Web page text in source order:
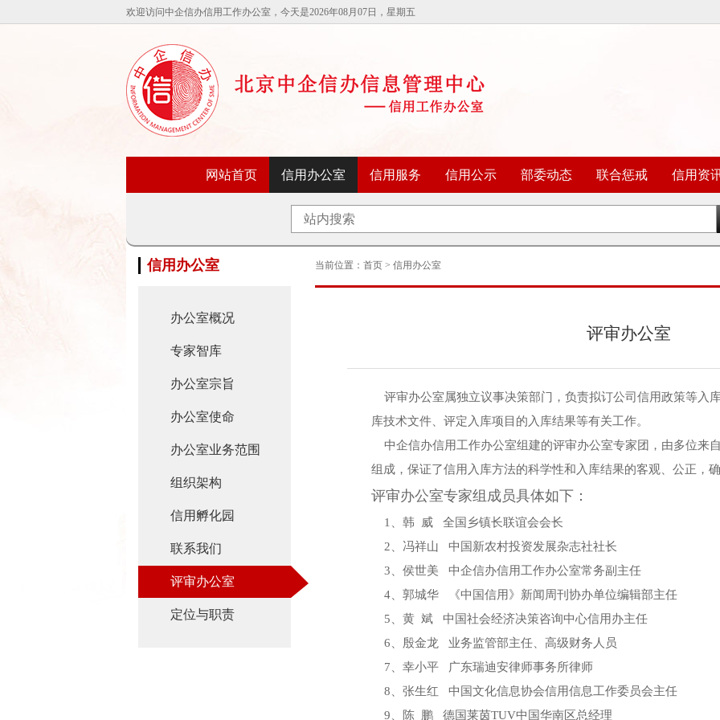
欢迎访问中企信办信用工作办公室，今天是2026年08月07日，星期五
网站首页
信用办公室
信用服务 信用公示 部委动态 联合惩戒 信用资
信用办公室
办公室概况
专家智库
办公室宗旨
办公室使命
办公室业务范围
组织架构
信用孵化园
联系我们
评审办公室
定位与职责
当前位置： 首页 > 信用办公室
评审办公室
评审办公室属独立议事决策部门，负责拟订公司信用政策等入
库技术文件、评定入库项目的入库结果等有关工作。
中企信办信用工作办公室组建的评审办公室专家团，由多位来
组成，保证了信用入库方法的科学性和入库结果的客观、公正，
评审办公室专家组成员具体如下：
1、韩 威 全国乡镇长联谊会会长
2、冯祥山 中国新农村投资发展杂志社社长
3、侯世美 中企信办信用工作办公室常务副主任
4、郭城华 《中国信用》新闻周刊协办单位编辑部主任
5、黄 斌 中国社会经济决策咨询中心信用办主任
6、殷金龙 业务监管部主任、高级财务人员
7、幸小平 广东瑞迪安律师事务所律师
8、张生红 中国文化信息协会信用信息工作委员会主任
9、陈 鹏 德国莱茵TUV中国华南区总经理